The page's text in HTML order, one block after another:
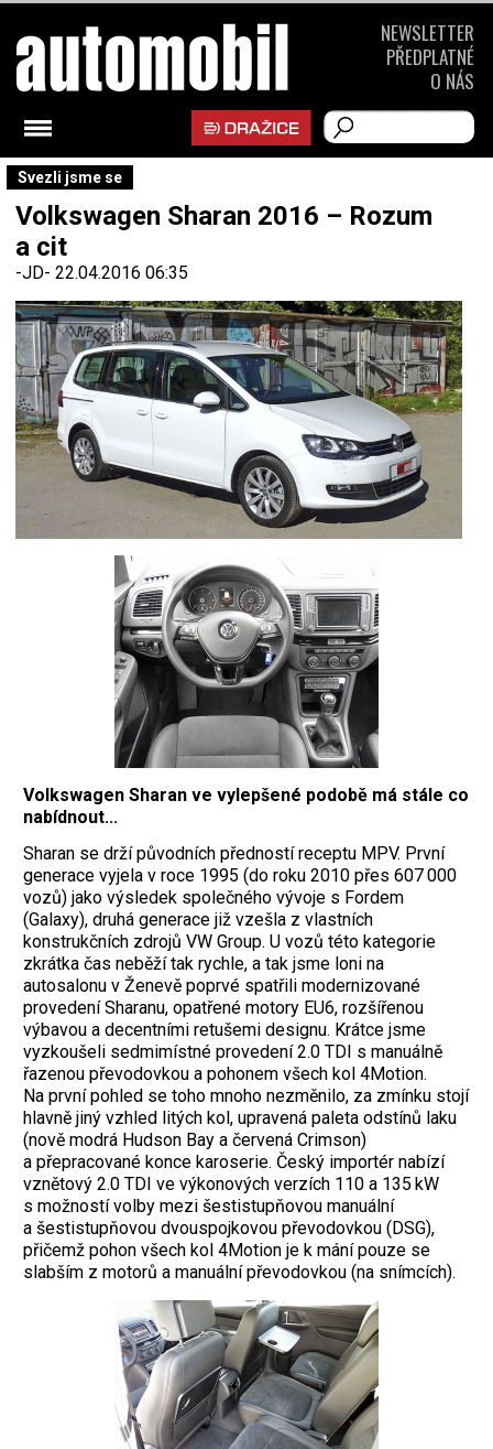
Svezli jsme se
Volkswagen Sharan 2016 – Rozum
a cit
-JD- 22.04.2016 06:35
Volkswagen Sharan ve vylepšené podobě má stále co
nabídnout...
Sharan se drží původních předností receptu MPV. První
generace vyjela v roce 1995 (do roku 2010 přes 607 000
vozů) jako výsledek společného vývoje s Fordem
(Galaxy), druhá generace již vzešla z vlastních
konstrukčních zdrojů VW Group. U vozů této kategorie
zkrátka čas neběží tak rychle, a tak jsme loni na
autosalonu v Ženevě poprvé spatřili modernizované
provedení Sharanu, opatřené motory EU6, rozšířenou
výbavou a decentními retušemi designu. Krátce jsme
vyzkoušeli sedmimístné provedení 2.0 TDI s manuálně
řazenou převodovkou a pohonem všech kol 4Motion.
Na první pohled se toho mnoho nezměnilo, za zmínku stojí
hlavně jiný vzhled litých kol, upravená paleta odstínů laku
(nově modrá Hudson Bay a červená Crimson)
a přepracované konce karoserie. Český importér nabízí
vznětový 2.0 TDI ve výkonových verzích 110 a 135 kW
s možností volby mezi šestistupňovou manuální
a šestistupňovou dvouspojkovou převodovkou (DSG),
přičemž pohon všech kol 4Motion je k mání pouze se
slabším z motorů a manuální převodovkou (na snímcích).
NEWSLETTER
PŘEDPLATNÉ
O NÁS